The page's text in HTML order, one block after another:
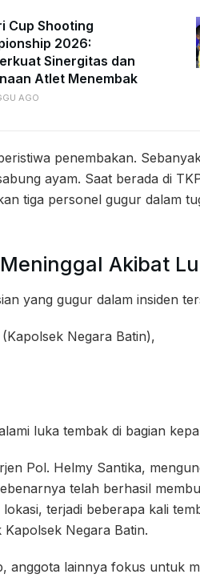
Cup Shooting
2026:
Sinergitas dan
Atlet Menembak
AGO
penembakan.
ayam. Saat berada di
tiga personel gugur dalam
Akibat
yang gugur dalam insiden
Negara Batin),
luka tembak di bagian
Pol. Helmy Santika,
telah berhasil
terjadi beberapa kali
Negara Batin.
anggota lainnya fokus untuk